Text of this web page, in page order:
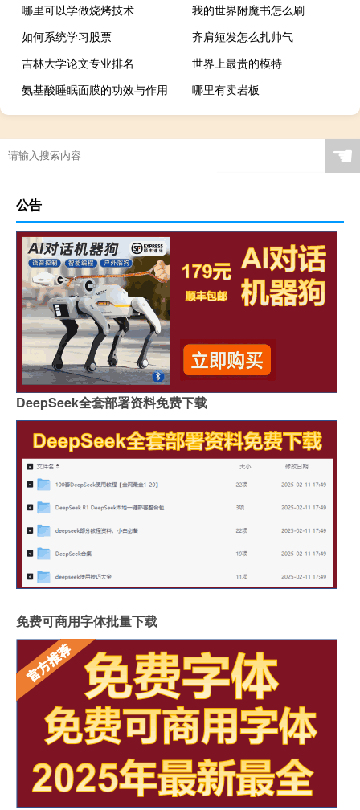
哪里可以学做烧烤技术
我的世界附魔书怎么刷
如何系统学习股票
齐肩短发怎么扎帅气
吉林大学论文专业排名
世界上最贵的模特
氨基酸睡眠面膜的功效与作用
哪里有卖岩板
☚
公告
DeepSeek全套部署资料免费下载
免费可商用字体批量下载